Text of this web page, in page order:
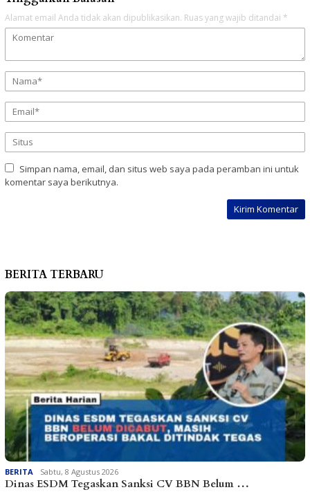
Alamat email Anda tidak akan dipublikasikan. Ruas yang wajib ditandai *
Simpan nama, email, dan situs web saya pada peramban ini untuk
komentar saya berikutnya.
BERITA TERBARU
BERITA Sabtu, 8 Agustus 2026
Dinas ESDM Tegaskan Sanksi CV BBN Belum …